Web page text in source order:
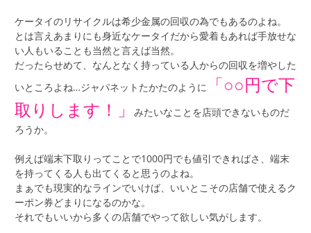
ケータイのリサイクルは希少金属の回収の為でもあるのよね。
とは言えあまりにも身近なケータイだから愛着もあれば手放せな
い人もいることも当然と言えば当然。
だったらせめて、なんとなく持っている人からの回収を増やした
いところよね…ジャパネットたかたのように
「○○円で下
取りします！」
みたいなことを店頭できないものだ
ろうか。
例えば端末下取りってことで1000円でも値引できればさ、端末
を持ってくる人も出てくると思うのよね。
まぁでも現実的なラインでいけば、いいとこその店舗で使えるク
ーポン券どまりになるのかな。
それでもいいから多くの店舗でやって欲しい気がします。